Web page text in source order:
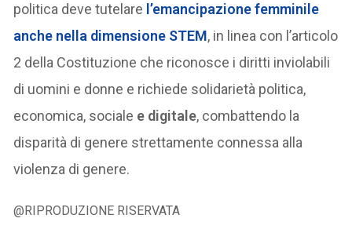
politica deve tutelare l’emancipazione femminile
anche nella dimensione STEM, in linea con l’articolo
2 della Costituzione che riconosce i diritti inviolabili
di uomini e donne e richiede solidarietà politica,
economica, sociale e digitale, combattendo la
disparità di genere strettamente connessa alla
violenza di genere.
@RIPRODUZIONE RISERVATA